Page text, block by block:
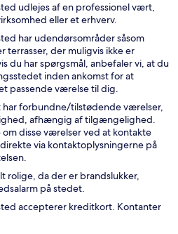
udlejes af en professionel vært,
eller et erhverv.
har udendørsområder såsom
terrasser, der muligvis ikke er
du har spørgsmål, anbefaler vi, at du
inden ankomst for at
passende værelse til dig.
forbundne/tilstødende værelser,
afhængig af tilgængelighed.
disse værelser ved at kontakte
via kontaktoplysningerne på
rolige, da der er brandslukker,
på stedet.
accepterer kreditkort. Kontanter